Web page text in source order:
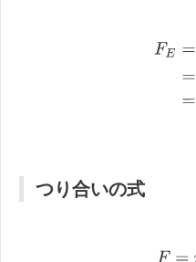
FE F
つり合いの式